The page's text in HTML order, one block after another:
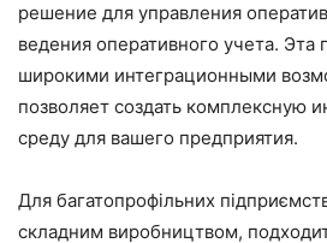
решение для управления
ведения оперативного учета. Эта
широкими интеграционными
позволяет создать комплексную
среду для вашего предприятия.
Для багатопрофільних
складним виробництвом,